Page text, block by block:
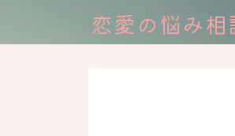
恋愛の悩み相